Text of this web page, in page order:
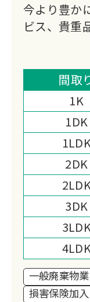
今より豊か
ビス、貴重
り、特殊
供する会社
私たち片
な遺品整理
す。
間取
1K
1DK
2DK
3DK
一般廃棄物
損害保険加